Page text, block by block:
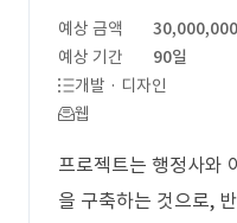
예상 금액
예상 기간
90일
개발 · 디자인
웹
프로젝트는 행정사와
을 구축하는 것으로,